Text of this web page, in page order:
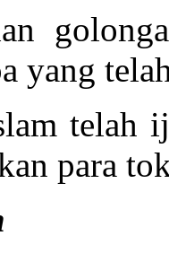
yang
telah
para